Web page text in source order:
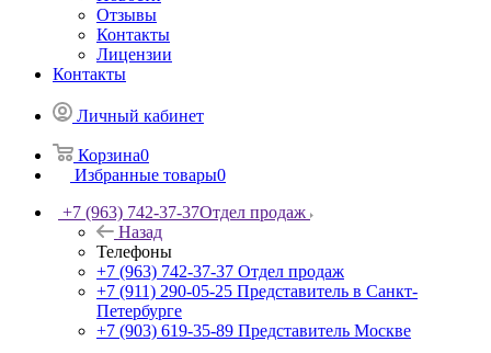
Отзывы
Контакты
Лицензии
Контакты
Личный кабинет
Корзина0
Избранные товары0
+7 (963) 742-37-37Отдел продаж
Назад
Телефоны
+7 (963) 742-37-37 Отдел продаж
+7 (911) 290-05-25 Представитель в Санкт-
Петербурге
+7 (903) 619-35-89 Представитель Москве